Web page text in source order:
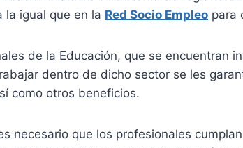
la igual que en la Red Socio Empleo para
de la Educación, que se encuentran
dentro de dicho sector se les
como otros beneficios.
necesario que los profesionales